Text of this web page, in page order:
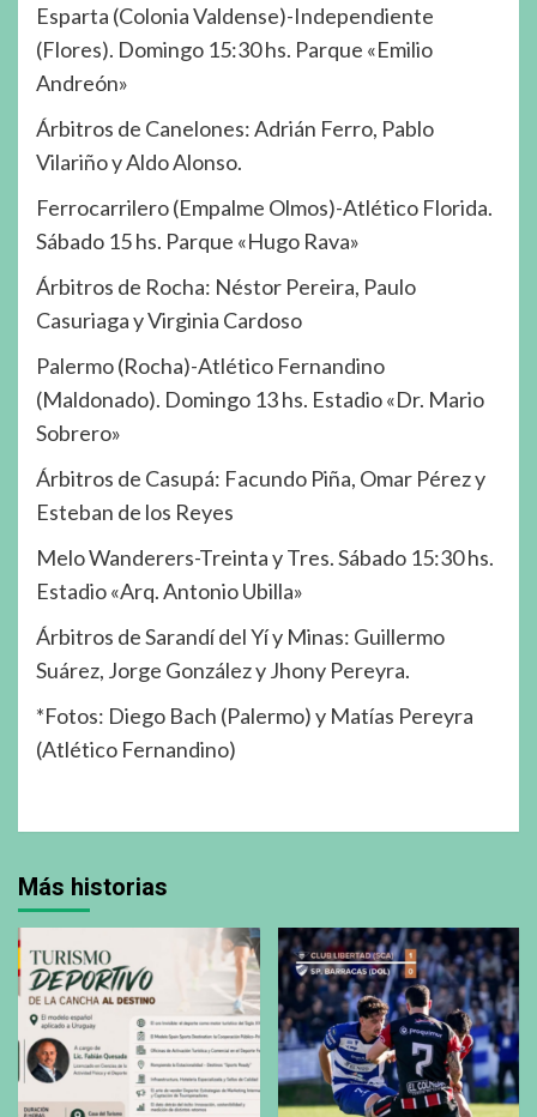
Esparta (Colonia Valdense)-Independiente
(Flores). Domingo 15:30 hs. Parque «Emilio
Andreón»
Árbitros de Canelones: Adrián Ferro, Pablo
Vilariño y Aldo Alonso.
Ferrocarrilero (Empalme Olmos)-Atlético Florida.
Sábado 15 hs. Parque «Hugo Rava»
Árbitros de Rocha: Néstor Pereira, Paulo
Casuriaga y Virginia Cardoso
Palermo (Rocha)-Atlético Fernandino
(Maldonado). Domingo 13 hs. Estadio «Dr. Mario
Sobrero»
Árbitros de Casupá: Facundo Piña, Omar Pérez y
Esteban de los Reyes
Melo Wanderers-Treinta y Tres. Sábado 15:30 hs.
Estadio «Arq. Antonio Ubilla»
Árbitros de Sarandí del Yí y Minas: Guillermo
Suárez, Jorge González y Jhony Pereyra.
*Fotos: Diego Bach (Palermo) y Matías Pereyra
(Atlético Fernandino)
Más historias